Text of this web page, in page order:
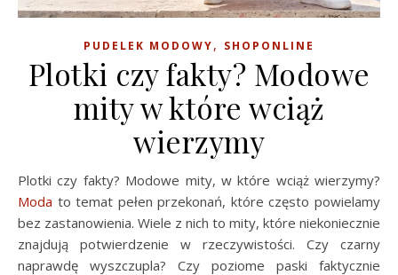
PUDELEK MODOWY, SHOPONLINE
Plotki czy fakty? Modowe
mity w które wciąż
wierzymy
Plotki czy fakty? Modowe mity, w które wciąż wierzymy?
Moda to temat pełen przekonań, które często powielamy
bez zastanowienia. Wiele z nich to mity, które niekoniecznie
znajdują potwierdzenie w rzeczywistości. Czy czarny
naprawdę wyszczupla? Czy poziome paski faktycznie